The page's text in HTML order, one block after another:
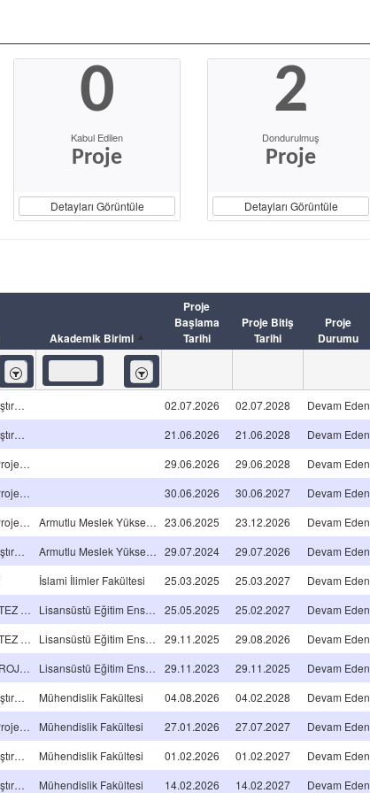
0
Kabul Edilen
Proje
Detayları Görüntüle
2
Dondurulmuş
Proje
Detayları Görüntüle
Akademik Birimi
Proje
Başlama
Tarihi
Proje Bitiş
Tarihi
Proje
Durumu
İçeren İçeren
Öncelikli Alan Araştırma Projeleri 02.07.2026 02.07.2028
Devam Eden
Öncelikli Alan Araştırma Projeleri 21.06.2026 21.06.2028
Devam Eden
Araştırma A TİPİ Projeleri 29.06.2026 29.06.2028
Devam Eden
Araştırma A TİPİ Projeleri 30.06.2026 30.06.2027
Devam Eden
Araştırma A TİPİ Projeleri Armutlu Meslek Yüksekokulu 23.06.2025 23.12.2026
Devam Eden
Öncelikli Alan Araştırma Projeleri Armutlu Meslek Yüksekokulu 29.07.2024 29.07.2026
Devam Eden
İslami İlimler Fakültesi 25.03.2025 25.03.2027
Devam Eden
YÜKSEKLİSANS TEZ PROJESİ Lisansüstü Eğitim Enstitüsü 25.05.2025 25.02.2027
Devam Eden
YÜKSEKLİSANS TEZ PROJESİ Lisansüstü Eğitim Enstitüsü 29.11.2025 29.08.2026
Devam Eden
DOKTORA TEZ PROJESİ Lisansüstü Eğitim Enstitüsü 29.11.2023 29.11.2025
Devam Eden
Öncelikli Alan Araştırma Projeleri Mühendislik Fakültesi 04.08.2026 04.02.2028
Devam Eden
Araştırma A TİPİ Projeleri Mühendislik Fakültesi 27.01.2026 27.07.2027
Devam Eden
Öncelikli Alan Araştırma Projeleri Mühendislik Fakültesi 01.02.2026 01.02.2027
Devam Eden
Öncelikli Alan Araştırma Projeleri Mühendislik Fakültesi 14.02.2026 14.02.2027 Devam Eden